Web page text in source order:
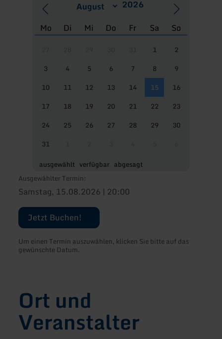
Mo Di Mi Do Fr Sa So
1
2
3
4 5 6 7 8
9
10
11 12 13 14 15
16
17
18 19 20 21 22
23
24
25 26 27 28 29
30
31
ausgewählt verfügbar abgesagt
Ausgewählter Termin:
Samstag, 15.08.2026 | 20:00
Jetzt Buchen!
Um einen Termin auszuwählen, klicken Sie bitte auf das
gewünschte Datum.
Ort und
Veranstalter